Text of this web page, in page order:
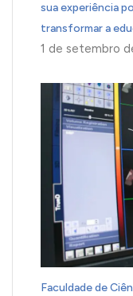
sua experiência
transformar a
1 de setembro
Faculdade de